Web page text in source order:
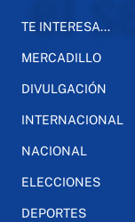
TE INTERESA...
MERCADILLO
DIVULGACIÓN
INTERNACIONAL
NACIONAL
ELECCIONES
DEPORTES